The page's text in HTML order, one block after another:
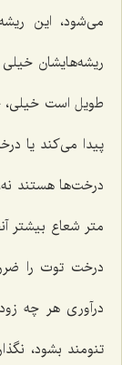
می‌شود، این
ریشه‌هایشان
طویل است خیلی،
پیدا می‌كند یا
درخت‌ها هستند
متر شعاع بیشتر
درخت توت را
درآوری هر چه
تنومند بشود،